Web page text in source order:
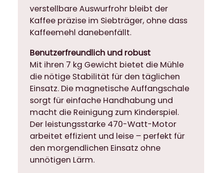
verstellbare Auswurfrohr bleibt der
Kaffee präzise im Siebträger, ohne dass
Kaffeemehl danebenfällt.
Benutzerfreundlich und robust
Mit ihren 7 kg Gewicht bietet die Mühle
die nötige Stabilität für den täglichen
Einsatz. Die magnetische Auffangschale
sorgt für einfache Handhabung und
macht die Reinigung zum Kinderspiel.
Der leistungsstarke 470-Watt-Motor
arbeitet effizient und leise – perfekt für
den morgendlichen Einsatz ohne
unnötigen Lärm.